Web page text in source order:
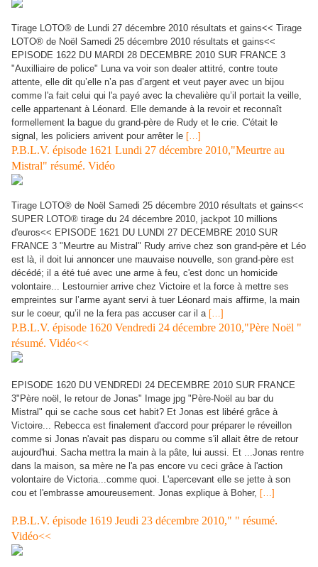
Tirage LOTO® de Lundi 27 décembre 2010 résultats et gains<< Tirage
LOTO® de Noël Samedi 25 décembre 2010 résultats et gains<<
EPISODE 1622 DU MARDI 28 DECEMBRE 2010 SUR FRANCE 3
"Auxilliaire de police" Luna va voir son dealer attitré, contre toute
attente, elle dit qu’elle n’a pas d’argent et veut payer avec un bijou
comme l'a fait celui qui l'a payé avec la chevalière qu’il portait la veille,
celle appartenant à Léonard. Elle demande à la revoir et reconnaît
formellement la bague du grand-père de Rudy et le crie. C'était le
signal, les policiers arrivent pour arrêter le […]
P.B.L.V. épisode 1621 Lundi 27 décembre 2010,"Meurtre au
Mistral" résumé. Vidéo
Tirage LOTO® de Noël Samedi 25 décembre 2010 résultats et gains<<
SUPER LOTO® tirage du 24 décembre 2010, jackpot 10 millions
d'euros<< EPISODE 1621 DU LUNDI 27 DECEMBRE 2010 SUR
FRANCE 3 "Meurtre au Mistral" Rudy arrive chez son grand-père et Léo
est là, il doit lui annoncer une mauvaise nouvelle, son grand-père est
décédé; il a été tué avec une arme à feu, c'est donc un homicide
volontaire... Lestournier arrive chez Victoire et la force à mettre ses
empreintes sur l’arme ayant servi à tuer Léonard mais affirme, la main
sur le coeur, qu’il ne la fera pas accuser car il a […]
P.B.L.V. épisode 1620 Vendredi 24 décembre 2010,"Père Noël "
résumé. Vidéo<<
EPISODE 1620 DU VENDREDI 24 DECEMBRE 2010 SUR FRANCE
3"Père noël, le retour de Jonas" Image jpg "Père-Noël au bar du
Mistral" qui se cache sous cet habit? Et Jonas est libéré grâce à
Victoire... Rebecca est finalement d'accord pour préparer le réveillon
comme si Jonas n'avait pas disparu ou comme s'il allait être de retour
aujourd'hui. Sacha mettra la main à la pâte, lui aussi. Et ...Jonas rentre
dans la maison, sa mère ne l'a pas encore vu ceci grâce à l'action
volontaire de Victoria...comme quoi. L'apercevant elle se jette à son
cou et l'embrasse amoureusement. Jonas explique à Boher, […]
P.B.L.V. épisode 1619 Jeudi 23 décembre 2010," " résumé.
Vidéo<<